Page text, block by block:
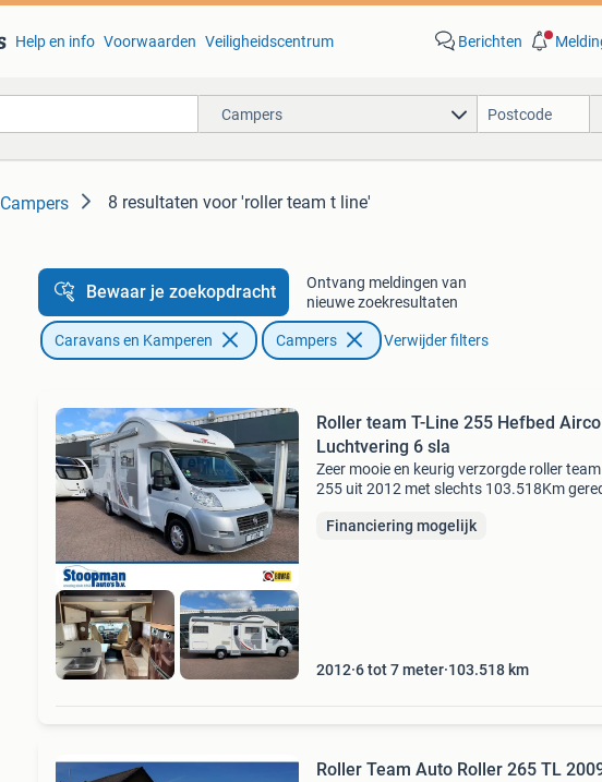
Help en info Voorwaarden Veiligheidscentrum Berichten
Campers
Campers 8 resultaten voor 'roller team t line'
Bewaar je zoekopdracht
Ontvang meldingen van
nieuwe zoekresultaten
Caravans en Kamperen Campers Verwijder filters
Roller team T-Line 255 Hefbed
Luchtvering 6 sla
Zeer mooie en keurig verzorgde roller
255 uit 2012 met slechts 103.518Km
ijzersterke 2.3 Turbo diesel. Beschikt over 6
Financiering mogelijk
2012 6 tot 7 meter 103.518 km
Roller Team Auto Roller 265 TL